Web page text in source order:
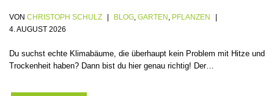
VON CHRISTOPH SCHULZ BLOG GARTEN
PFLANZEN
4. AUGUST 2026
Du suchst echte Klimabäume, die überhaupt kein Problem mit Hitze und
Trockenheit haben? Dann bist du hier genau richtig! Der…